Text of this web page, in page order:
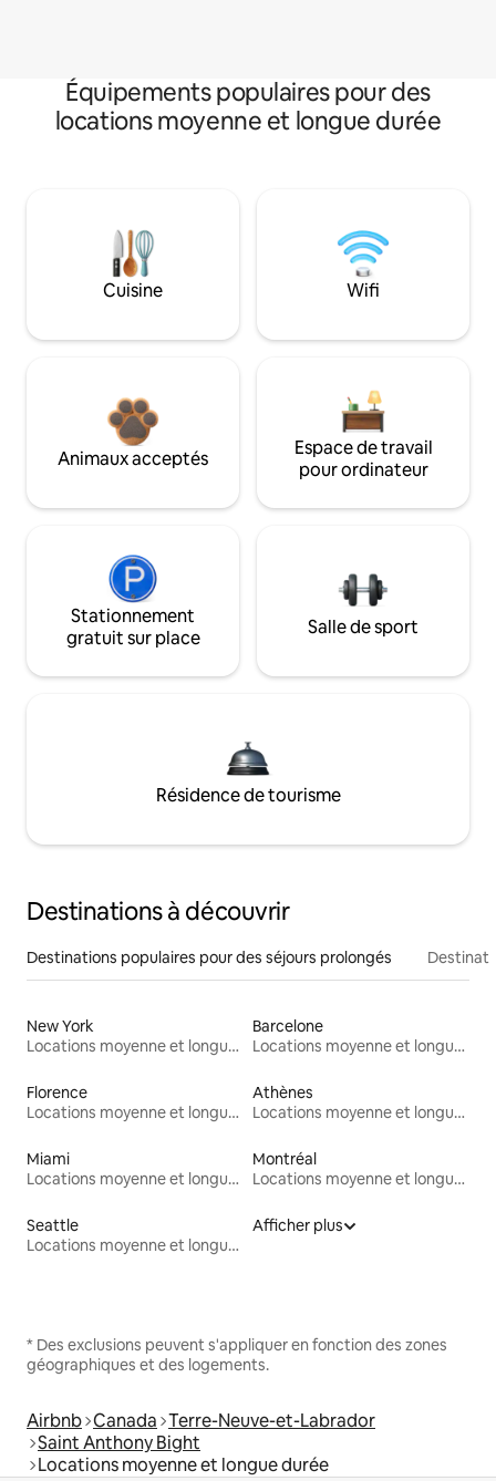
Équipements populaires pour des
locations moyenne et longue durée
Cuisine Wifi
Animaux acceptés
Espace de travail
pour ordinateur
Stationnement
gratuit sur place
Salle de sport
Résidence de tourisme
Destinations à découvrir
Destinations populaires pour des séjours prolongés
New York
Locations moyenne et longue durée
Barcelone
Locations moyenne et longue durée
Florence
Locations moyenne et longue durée
Athènes
Locations moyenne et longue durée
Miami
Locations moyenne et longue durée
Montréal
Locations moyenne et longue durée
Seattle
Locations moyenne et longue durée
Afficher plus
* Des exclusions peuvent s'appliquer en fonction des zones
géographiques et des logements.
Airbnb Canada Terre-Neuve-et-Labrador
Saint Anthony Bight
Locations moyenne et longue durée